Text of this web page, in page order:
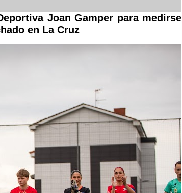
Joan Gamper para medirse
en La Cruz